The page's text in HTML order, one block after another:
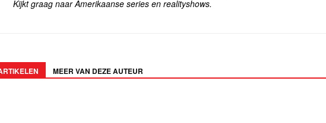
Kijkt graag naar Amerikaanse series en realityshows.
MEER VAN DEZE AUTEUR